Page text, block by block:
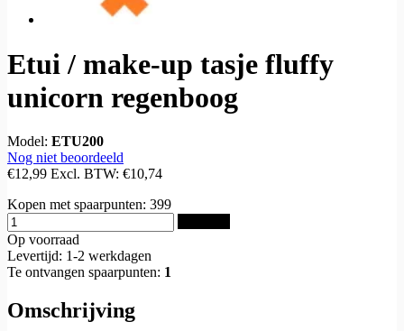
Etui / make-up tasje fluffy
unicorn regenboog
Model: ETU200
Nog niet beoordeeld
€12,99 Excl. BTW: €10,74
Kopen met spaarpunten: 399
Op voorraad
Levertijd: 1-2 werkdagen
Te ontvangen spaarpunten: 1
Omschrijving